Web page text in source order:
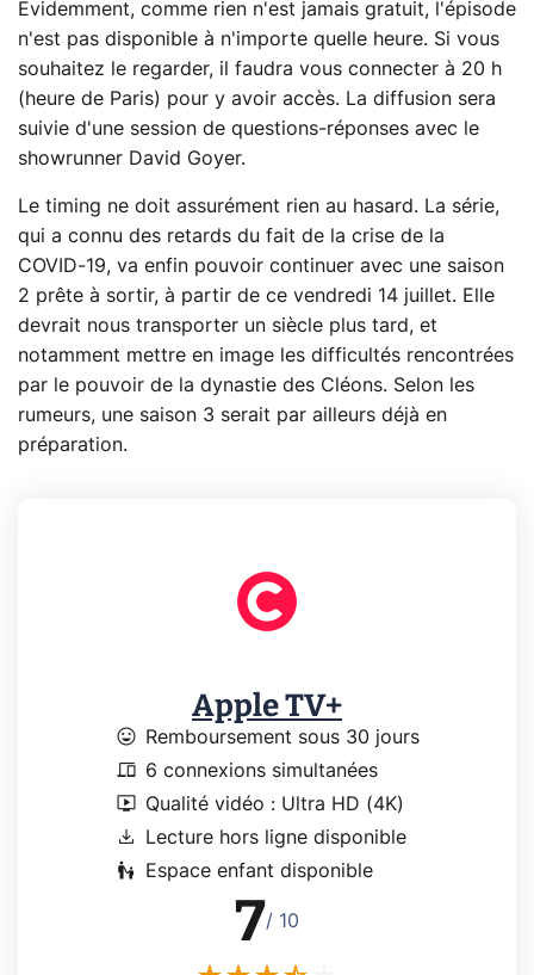
Évidemment, comme rien n'est jamais gratuit, l'épisode
n'est pas disponible à n'importe quelle heure. Si vous
souhaitez le regarder, il faudra vous connecter à 20 h
(heure de Paris) pour y avoir accès. La diffusion sera
suivie d'une session de questions-réponses avec le
showrunner David Goyer.
Le timing ne doit assurément rien au hasard. La série,
qui a connu des retards du fait de la crise de la
COVID-19, va enfin pouvoir continuer avec une saison
2 prête à sortir, à partir de ce vendredi 14 juillet. Elle
devrait nous transporter un siècle plus tard, et
notamment mettre en image les difficultés rencontrées
par le pouvoir de la dynastie des Cléons. Selon les
rumeurs, une saison 3 serait par ailleurs déjà en
préparation.
Apple TV+
mood Remboursement sous 30 jours
devices 6 connexions simultanées
live_tv Qualité vidéo : Ultra HD (4K)
download Lecture hors ligne disponible
escalator_warning Espace enfant disponible
7/ 10